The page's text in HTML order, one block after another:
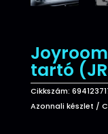
tartó
Cikkszám:
Azonnali készlet